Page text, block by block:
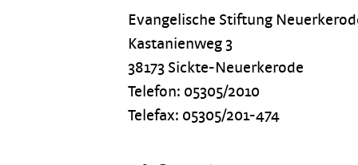
Evangelische Stiftung
Kastanienweg 3
38173 Sickte-Neuerkerode
Telefon: 05305/2010
Telefax: 05305/201-474